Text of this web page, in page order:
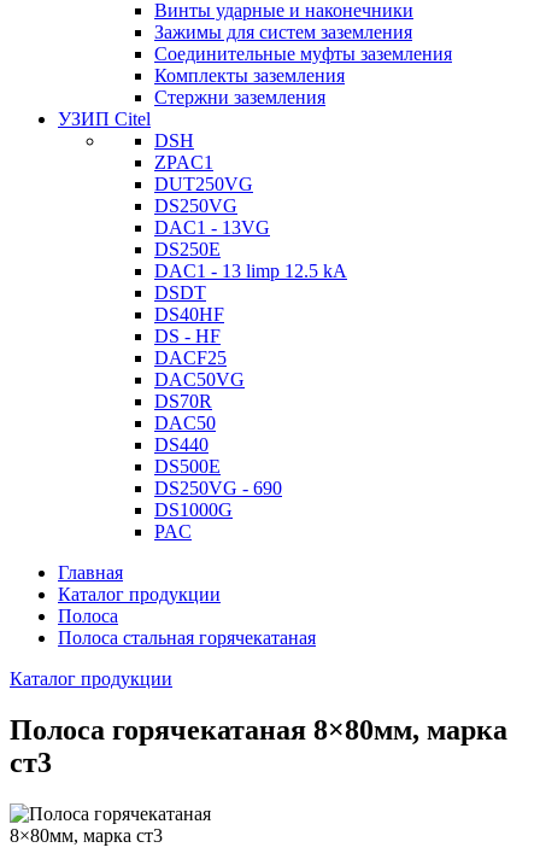
Винты ударные и наконечники
Зажимы для систем заземления
Соединительные муфты заземления
Комплекты заземления
Стержни заземления
УЗИП Citel
DSH
ZPAC1
DUT250VG
DS250VG
DAC1 - 13VG
DS250E
DAC1 - 13 limp 12.5 kA
DSDT
DS40HF
DS - HF
DACF25
DAC50VG
DS70R
DAC50
DS440
DS500E
DS250VG - 690
DS1000G
PAC
Главная
Каталог продукции
Полоса
Полоса стальная горячекатаная
Каталог продукции
Полоса горячекатаная 8×80мм, марка
ст3